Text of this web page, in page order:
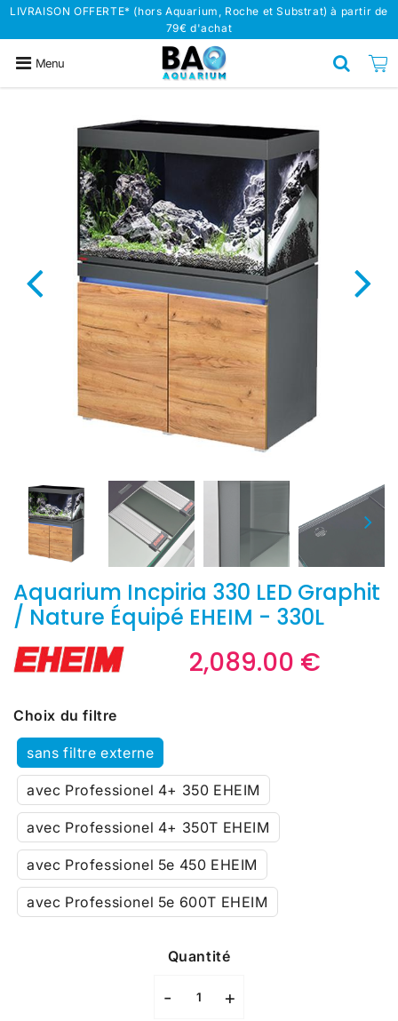
LIVRAISON OFFERTE* (hors Aquarium, Roche et Substrat) à partir de
79€ d'achat
Menu
Aquarium Incpiria 330 LED Graphit
/ Nature Équipé EHEIM - 330L
2,089.00 €
Choix du filtre
sans filtre externe
avec Professionel 4+ 350 EHEIM
avec Professionel 4+ 350T EHEIM
avec Professionel 5e 450 EHEIM
avec Professionel 5e 600T EHEIM
Quantité
- +